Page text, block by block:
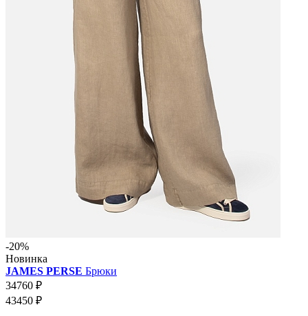
-20%
Новинка
JAMES PERSE Брюки
34760 ₽
43450 ₽